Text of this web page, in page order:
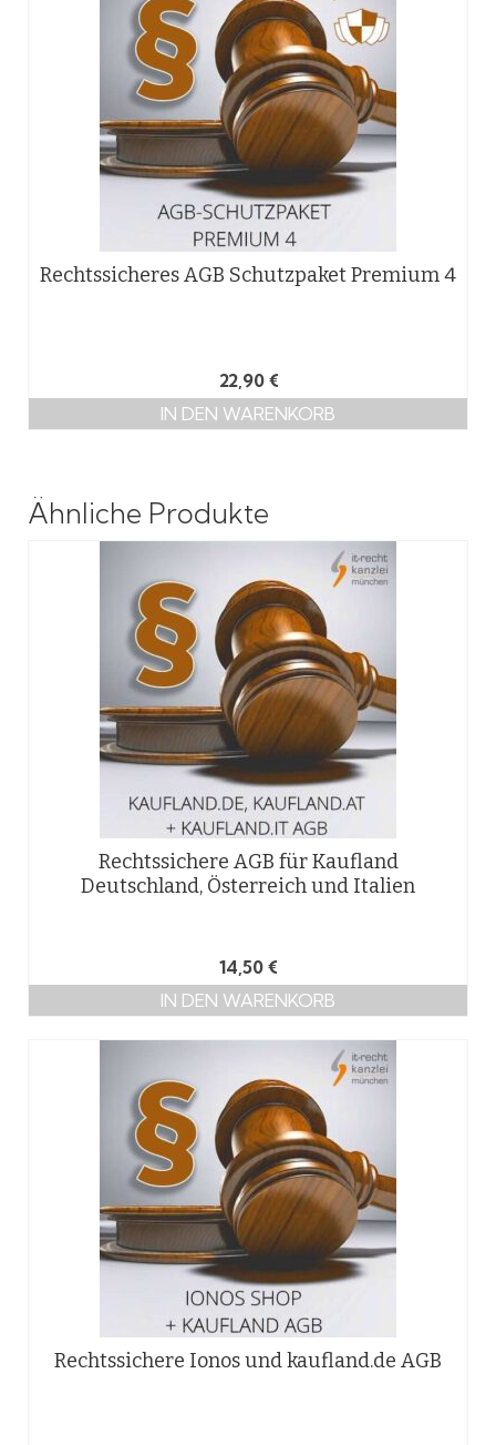
Rechtssicheres AGB Schutzpaket Premium 4
22,90 €
IN DEN WARENKORB
Ähnliche Produkte
Rechtssichere AGB für Kaufland
Deutschland, Österreich und Italien
14,50 €
IN DEN WARENKORB
Rechtssichere Ionos und kaufland.de AGB